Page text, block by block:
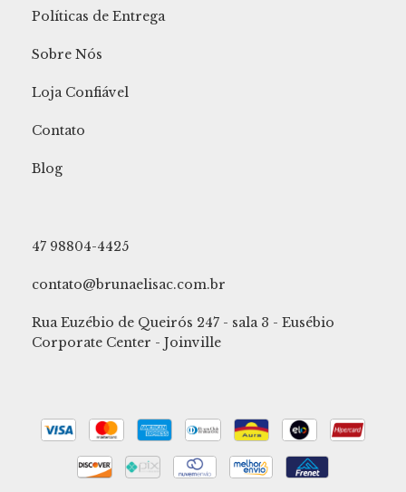
Políticas de Entrega
Sobre Nós
Loja Confiável
Contato
Blog
47 98804-4425
contato@brunaelisac.com.br
Rua Euzébio de Queirós 247 - sala 3 - Eusébio
Corporate Center - Joinville